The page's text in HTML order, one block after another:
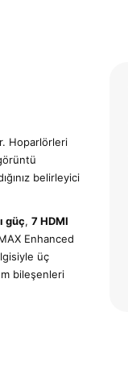
Hoparlörleri
belirleyici
güç, 7 HDMI
Enhanced
üç
bileşenleri